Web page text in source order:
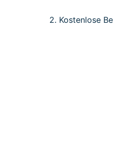
2. Kostenlose